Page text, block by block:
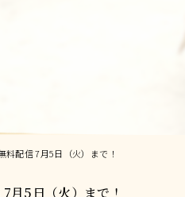
料配信 7月5日（火）まで！
月5日（火）まで！